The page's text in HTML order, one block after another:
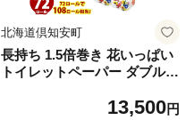
北海道倶知安町
長持ち 1.5倍巻き 花いっぱい
トイレットペーパー ダブル 4
プリント ハーブ 香り付き 日
13,500円